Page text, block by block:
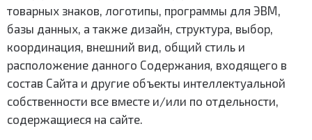
товарных знаков, логотипы, программы для ЭВМ,
базы данных, а также дизайн, структура, выбор,
координация, внешний вид, общий стиль и
расположение данного Содержания, входящего в
состав Сайта и другие объекты интеллектуальной
собственности все вместе и/или по отдельности,
содержащиеся на сайте.